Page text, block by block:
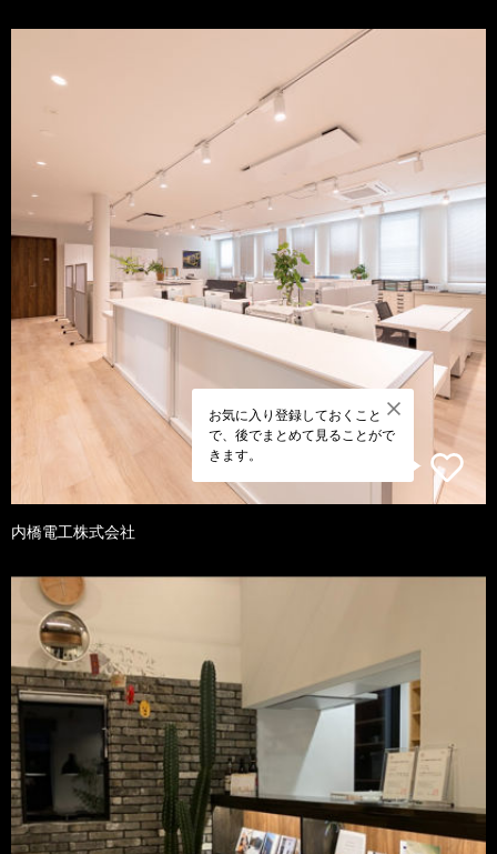
お気に入り登録しておくこと
で、後でまとめて見ることがで
きます。
内橋電工株式会社